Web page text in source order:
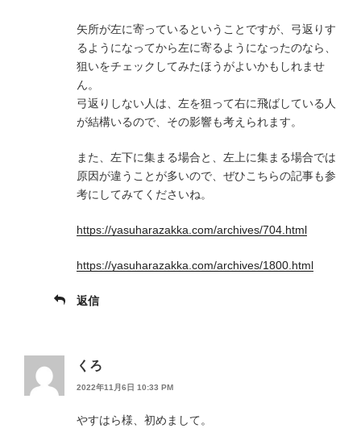
矢所が左に寄っているということですが、弓返りす
るようになってから左に寄るようになったのなら、
狙いをチェックしてみたほうがよいかもしれませ
ん。
弓返りしない人は、左を狙って右に飛ばしている人
が結構いるので、その影響も考えられます。
また、左下に集まる場合と、左上に集まる場合では
原因が違うことが多いので、ぜひこちらの記事も参
考にしてみてくださいね。
https://yasuharazakka.com/archives/704.html
https://yasuharazakka.com/archives/1800.html
返信
くろ
2022年11月6日 10:33 PM
やすはら様、初めまして。